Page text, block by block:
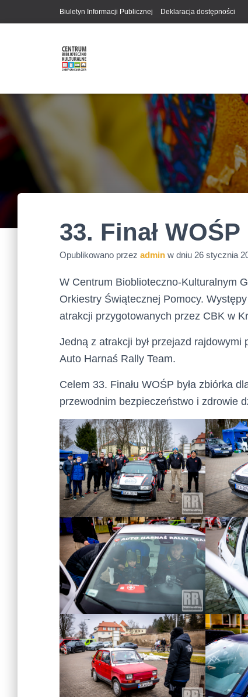
Biuletyn Informacji Publicznej Deklaracja dostępności
33. Finał WOŚP
Opublikowano przez admin w dniu 26 stycznia
W Centrum Bioblioteczno-Kulturalnym
Orkiestry Świątecznej Pomocy.
atrakcji przygotowanych przez CBK w
Jedną z atrakcji był przejazd rajdowymi
Auto Harnaś Rally Team.
Celem 33. Finału WOŚP była zbiórka
przewodnim bezpieczeństwo i zdrowie